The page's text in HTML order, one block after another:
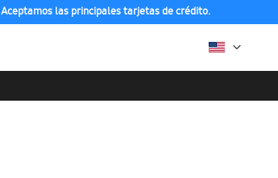
Aceptamos las principales tarjetas de crédito.